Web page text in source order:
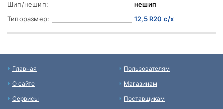
Шип/нешип:
нешип
Типоразмер:
12,5 R20 с/х
Главная
О сайте
Сервисы
Пользователям
Магазинам
Поставщикам